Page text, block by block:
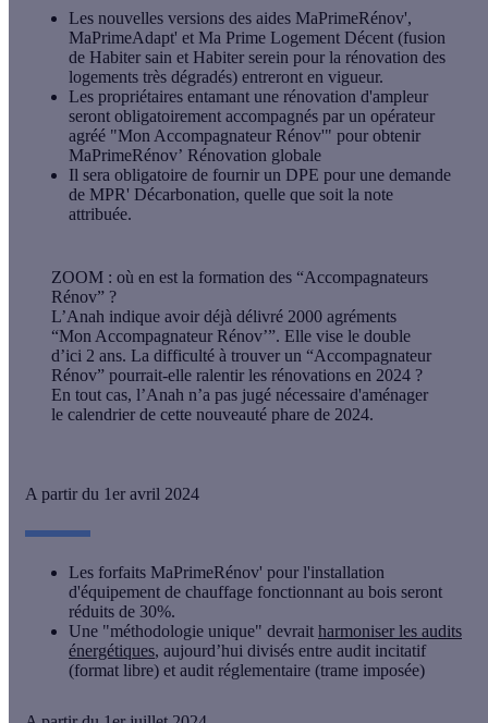
Les nouvelles versions des aides MaPrimeRénov',
MaPrimeAdapt' et Ma Prime Logement Décent (fusion
de Habiter sain et Habiter serein pour la rénovation des
logements très dégradés) entreront en vigueur.
Les propriétaires entamant une rénovation d'ampleur
seront obligatoirement accompagnés par un opérateur
agréé "Mon Accompagnateur Rénov'" pour obtenir
MaPrimeRénov’ Rénovation globale
Il sera obligatoire de fournir un DPE pour une demande
de MPR' Décarbonation, quelle que soit la note
attribuée.
ZOOM : où en est la formation des “Accompagnateurs
Rénov” ?
L’Anah indique avoir déjà délivré 2000 agréments
“Mon Accompagnateur Rénov’”. Elle vise le double
d’ici 2 ans. La difficulté à trouver un “Accompagnateur
Rénov” pourrait-elle ralentir les rénovations en 2024 ?
En tout cas, l’Anah n’a pas jugé nécessaire d'aménager
le calendrier de cette nouveauté phare de 2024.
A partir du 1er avril 2024
Les forfaits MaPrimeRénov' pour l'installation
d'équipement de chauffage fonctionnant au bois seront
réduits de 30%.
Une "méthodologie unique" devrait harmoniser les audits
énergétiques, aujourd’hui divisés entre audit incitatif
(format libre) et audit réglementaire (trame imposée)